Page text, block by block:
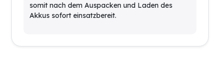
somit nach dem Auspacken und Laden des
Akkus sofort einsatzbereit.